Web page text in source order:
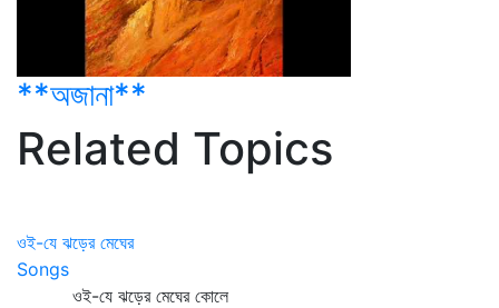
**অজানা**
Related Topics
ওই-যে ঝড়ের মেঘের
Songs
ওই-যে ঝড়ের মেঘের কোলে